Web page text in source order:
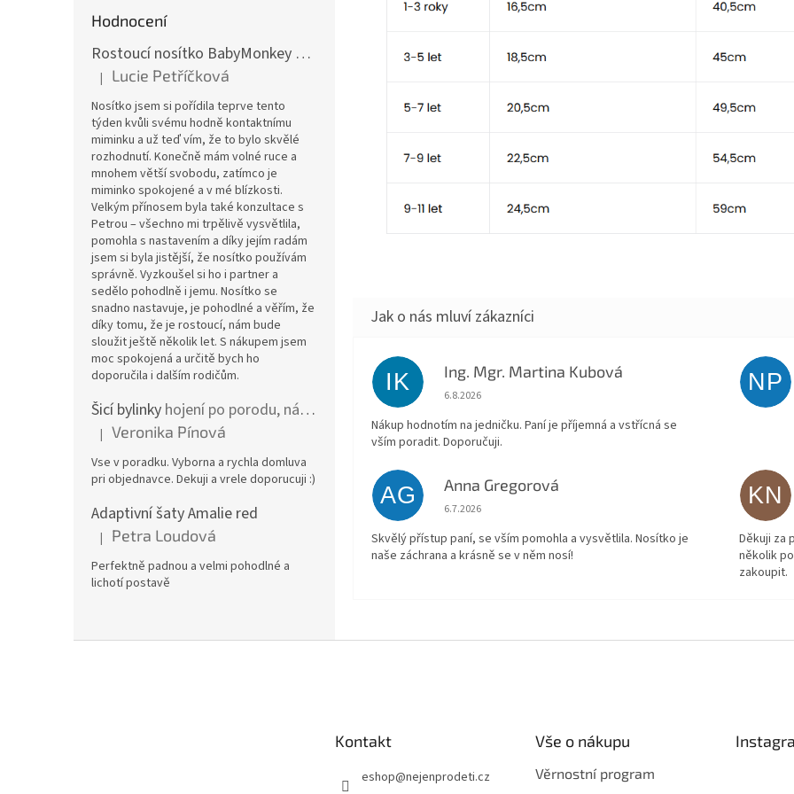
Hodnocení
Rostoucí nosítko BabyMonkey Original Essential - khaki zelené
Hodnocení produktu je 5 z 5 hvězdiček.
| Lucie Petříčková
Nosítko jsem si pořídila teprve tento
týden kvůli svému hodně kontaktnímu
miminku a už teď vím, že to bylo skvělé
rozhodnutí. Konečně mám volné ruce a
mnohem větší svobodu, zatímco je
miminko spokojené a v mé blízkosti.
Velkým přínosem byla také konzultace s
Petrou – všechno mi trpělivě vysvětlila,
pomohla s nastavením a díky jejím radám
jsem si byla jistější, že nosítko používám
správně. Vyzkoušel si ho i partner a
sedělo pohodlně i jemu. Nosítko se
snadno nastavuje, je pohodlné a věřím, že
díky tomu, že je rostoucí, nám bude
sloužit ještě několik let. S nákupem jsem
moc spokojená a určitě bych ho
doporučila i dalším rodičům.
Šicí bylinky hojení po porodu, nástřih a jizvy
Hodnocení produktu je 5 z 5 hvězdiček.
| Veronika Pínová
Vse v poradku. Vyborna a rychla domluva
pri objednavce. Dekuji a vrele doporucuji :)
Adaptivní šaty Amalie red
Hodnocení produktu je 5 z 5 hvězdiček.
| Petra Loudová
Perfektně padnou a velmi pohodlné a
lichotí postavě
IK Ing. Mgr. Martina Kubová
Hodnocení obchodu je 5 z 5 hvězdiček.
6.8.2026
Nákup hodnotím na jedničku. Paní je příjemná a vstřícná se
vším poradit. Doporučuji.
NP
AG Anna Gregorová
Hodnocení obchodu je 5 z 5 hvězdiček.
6.7.2026
Skvělý přístup paní, se vším pomohla a vysvětlila. Nosítko je
naše záchrana a krásně se v něm nosí!
KN
Děkuji za
několik
zakoupit.
Kontakt
eshop@nejenprodeti.cz
Vše o nákupu
Věrnostní program